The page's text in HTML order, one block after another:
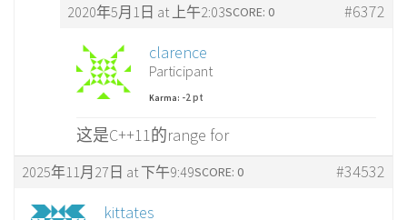
2020年5月1日 at 上午2:03 #6372
SCORE: 0
clarence
Participant
Karma: -2 pt
这是C++11的range for
2025年11月27日 at 下午9:49 #34532
SCORE: 0
kittates